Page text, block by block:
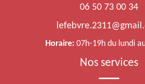
06 50 73 00 34
Horaire: 07h-19h du lundi
Nos services